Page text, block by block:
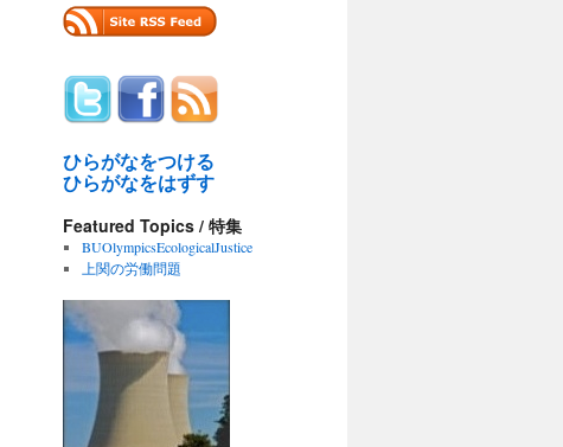
ひらがなをつける
ひらがなをはずす
Featured Topics / 特集
BUOlympicsEcologicalJustice
上関の労働問題